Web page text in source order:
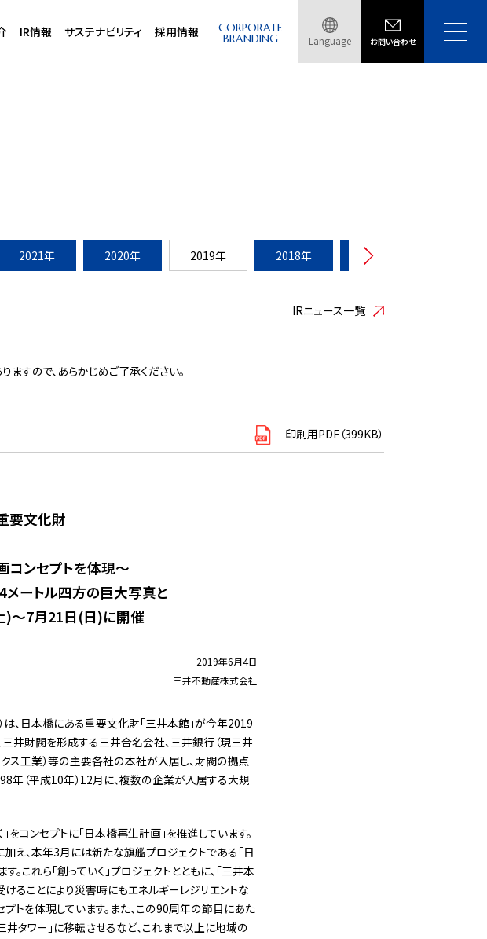
IR情報 サステナビリティ 採用情報 CORPORATE
BRANDING Language お問い合わせ
2021年 2020年 2019年 2018年 2017年
IRニュース一覧
すので、あらかじめご了承ください。
印刷用PDF（399KB）
要文化財
コンセプトを体現～
ートル四方の巨大写真と
)～7月21日(日)に開催
2019年6月4日
三井不動産株式会社
、日本橋にある重要文化財「三井本館」が今年2019
井財閥を形成する三井合名会社、三井銀行（現三井
ス工業）等の主要各社の本社が入居し、財閥の拠点
年（平成10年）12月に、複数の企業が入居する大規
」をコンセプトに｢日本橋再生計画｣を推進しています。
加え、本年3月には新たな旗艦プロジェクトである「日
これら「創っていく」プロジェクトとともに、「三井本
ることにより災害時にもエネルギーレジリエントな
プトを体現しています。また、この90周年の節目にあた
タワー」に移転させるなど、これまで以上に地域の